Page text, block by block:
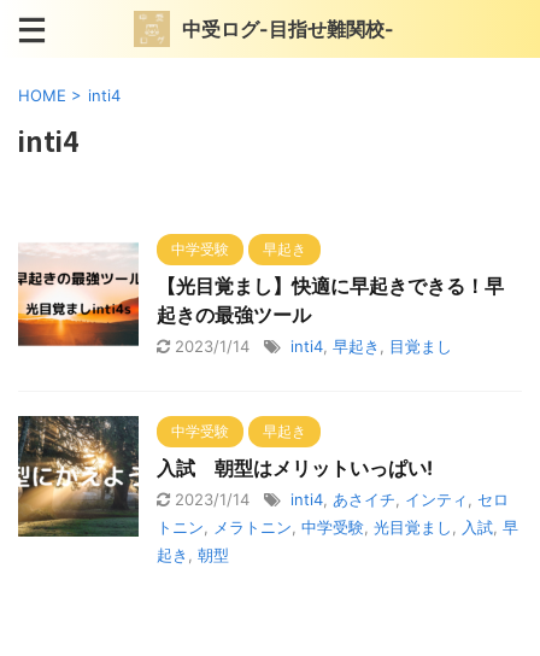
中受ログ-目指せ難関校-
HOME > inti4
inti4
中学受験 早起き
【光目覚まし】快適に早起きできる！早
起きの最強ツール
2023/1/14 inti4 早起き 目覚まし
中学受験 早起き
入試 朝型はメリットいっぱい!
2023/1/14 inti4 あさイチ インティ
セロ
トニン
メラトニン 中学受験 光目覚まし 入試 早
起き
朝型